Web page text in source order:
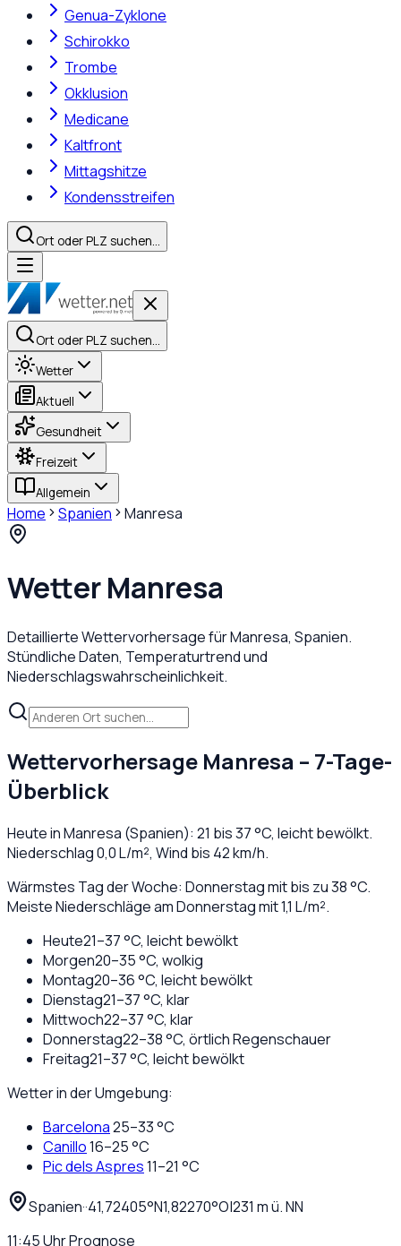
Genua-Zyklone
Schirokko
Trombe
Okklusion
Medicane
Kaltfront
Mittagshitze
Kondensstreifen
Ort oder PLZ suchen…
Ort oder PLZ suchen…
Wetter
Aktuell
Gesundheit
Freizeit
Allgemein
Home Spanien Manresa
WetterManresa
Detaillierte Wettervorhersage fürManresa, Spanien.
Stündliche Daten, Temperaturtrend und
Niederschlagswahrscheinlichkeit.
Wettervorhersage Manresa – 7-Tage-
Überblick
Heute inManresa (Spanien): 21 bis37°C, leicht bewölkt.
Niederschlag0,0L/m², Wind bis 42km/h.
Wärmstes Tag der Woche: Donnerstag mit bis zu 38 °C.
Meiste Niederschläge am Donnerstag mit 1,1 L/m².
Heute21–37°C, leicht bewölkt
Morgen20–35°C, wolkig
Montag20–36°C, leicht bewölkt
Dienstag21–37°C, klar
Mittwoch22–37°C, klar
Donnerstag22–38°C, örtlich Regenschauer
Freitag21–37°C, leicht bewölkt
Wetter in der Umgebung:
Barcelona25–33°C
Canillo16–25°C
Pic dels Aspres11–21 °C
Spanien··41,72405°N1,82270°O|231 m ü. NN
11:45UhrPrognose